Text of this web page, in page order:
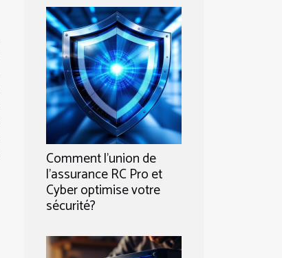
Comment l'union de
l'assurance RC Pro et
Cyber optimise votre
sécurité?